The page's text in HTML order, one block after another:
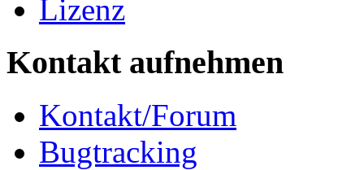
Lizenz
Kontakt aufnehmen
Kontakt/Forum
Bugtracking